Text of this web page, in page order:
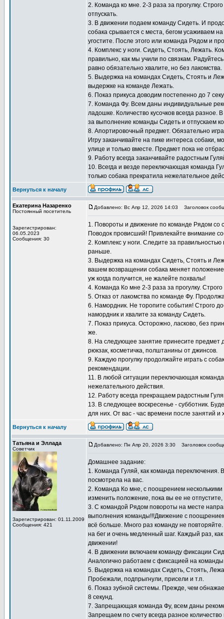
2. Команда ко мне. 2-3 раза за прогулку.
отпускать.
3. В движении подаем команду Сидеть. И
собака срывается с места, бегом усаживаем
угостите. После этого или команда Рядом и
4. Комплекс у ноги. Сидеть, Стоять, Лежать.
правильно, как мы учили по связкам.
равно обязательно хвалите, но без лакомства.
5. Выдержка на командах Сидеть, Стоять и
выдержке на команде Лежать.
6. Показ прикуса доводим постепенно до 7
7. Команда Фу. Всем даны индивидуальные
ладошке. Количество кусочков всегда разное.
за выполнение команды Сидеть и отпускаем
8. Апортировочный предмет. Обязательно
Игру заканчивайте на пике интереса собаки,
улице и только вместе. Предмет пока не
9. Работу всегда заканчивайте радостным
10. Всегда и везде переключающая команда
только собака прекратила нежелательное
Вернуться к началу
Екатерина Назаренко
Постоянный посетитель
Зарегистрирован:
06.05.2023
Сообщения: 30
Добавлено: Вс Апр 12, 2026 14:03 Заголовок
1. Повороты и движение по команде Рядом со
Поводок провисший! Привлекайте внимание
2. Комплекс у ноги. Следите за
раньше.
3. Выдержка на командах Сидеть, Стоять и
вашем возвращении собака меняет
уж когда получится, не жалейте похвалы!
4. Команда Ко мне 2-3 раза за прогулку.
5. Отказ от лакомства по команде Фу.
6. Намордник. Не торопите события! Строго
намордник и хвалите за команду Сидеть.
7. Показ прикуса. Осторожно, ласково, без
же.
8. На следующее занятие принесите предмет
рюкзак, косметичка, полштанины от джинсов.
9. Каждую прогулку продолжайте играть с
рекомендации.
11. В любой ситуации переключающая
нежелательного действия.
12. Работу всегда прекращаем радостным
13. В следующее воскресенье - субботник.
для них. От вас - час времени после занятий
Вернуться к началу
Татьяна и Эллада
Советчик
Зарегистрирован: 01.11.2009
Сообщения: 421
Добавлено: Пн Апр 20, 2026 3:30 Заголовок
Домашнее задание:
1. Команда Гуляй, как команда переключения.
посмотрела на вас.
2. Команда Ко мне, с поощрением несколькими
изменить положение, пока вы ее не
3. С командой Рядом повороты на месте
выполнения команды!!!Движение с
всё больше. Много раз команду не
на бег и очень медленный шаг. Каждый раз,
движении!
4. В движении включаем команду фиксации
Аналогично работаем с фиксацией на
5. Выдержка на командах Сидеть, Стоять,
Пробежали, подпрыгнули, присели и т.п.
6. Показ зубной системы. Прежде, чем
8 секунд.
7. Запрещающая команда Фу, всем даны
Запрещаем по счету всегда разное